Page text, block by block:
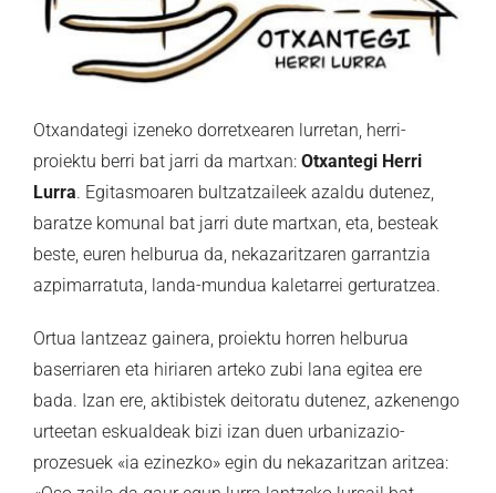
Otxandategi izeneko dorretxearen lurretan, herri-
proiektu berri bat jarri da martxan: Otxantegi Herri
Lurra. Egitasmoaren bultzatzaileek azaldu dutenez,
baratze komunal bat jarri dute martxan, eta, besteak
beste, euren helburua da, nekazaritzaren garrantzia
azpimarratuta, landa-mundua kaletarrei gerturatzea.
Ortua lantzeaz gainera, proiektu horren helburua
baserriaren eta hiriaren arteko zubi lana egitea ere
bada. Izan ere, aktibistek deitoratu dutenez, azkenengo
urteetan eskualdeak bizi izan duen urbanizazio-
prozesuek «ia ezinezko» egin du nekazaritzan aritzea: